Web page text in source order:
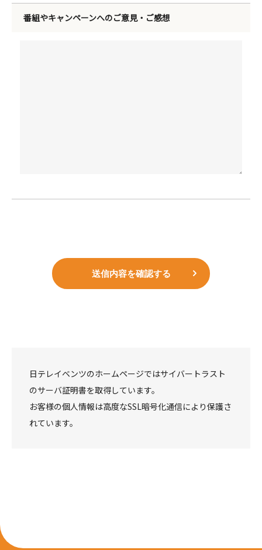
番組やキャンペーンへのご意見・ご感想
送信内容を確認する
日テレイベンツのホームページではサイバートラスト
のサーバ証明書を取得しています。
お客様の個人情報は高度なSSL暗号化通信により保護さ
れています。